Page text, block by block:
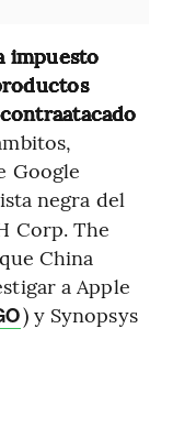
impuesto
Google
negra del
Corp. The
China
a Apple
) y Synopsys